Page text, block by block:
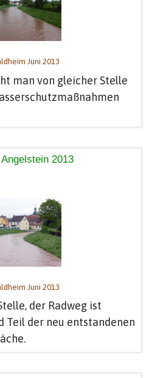
Juni 2013
man von gleicher Stelle
2013
Juni 2013
der Radweg ist
Teil der neu entstandenen